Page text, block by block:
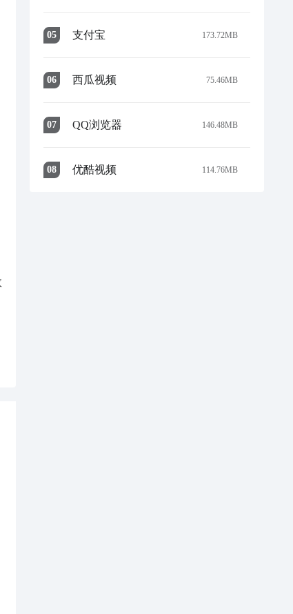
05 支付宝 173.72MB
06 西瓜视频 75.46MB
07 QQ浏览器 146.48MB
08 优酷视频 114.76MB